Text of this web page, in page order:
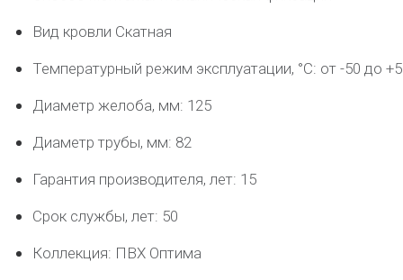
Вид кровли Скатная
Температурный режим эксплуатации, °C: от -50 до
Диаметр желоба, мм: 125
Диаметр трубы, мм: 82
Гарантия производителя, лет: 15
Срок службы, лет: 50
Коллекция: ПВХ Оптима